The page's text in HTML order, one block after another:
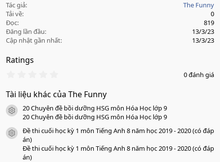
Tác giả
The Funny
Tải về
0
Đọc
819
Đăng lần đầu
13/3/23
Cập nhật gần nhất
13/3/23
Ratings
0
0
s
a
o
0 đánh giá
Tài liệu khác của The Funny
icon tài liệu
20 Chuyên đề bồi dưỡng HSG môn Hóa Học lớp 9
20 Chuyên đề bồi dưỡng HSG môn Hóa Học lớp 9
icon tài liệu
Đề thi cuối học kỳ 1 môn Tiếng Anh 8 năm học 2019 - 2020 (có đáp
án)
Đề thi cuối học kỳ 1 môn Tiếng Anh 8 năm học 2019 - 2020 (có đáp
án)